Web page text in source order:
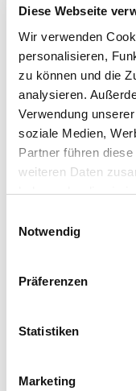
Diese Webseite
Wir verwenden
personalisieren,
zu können und die
analysieren.
Verwendung
soziale Medien,
Partner führen
weiteren Daten
haben oder die sie
Notwendig
Präferenzen
Statistiken
Marketing
Angebotsnummer
Ausstattungslinie
Verfügbar ab
Leistung
Ausstattung
Elektrische